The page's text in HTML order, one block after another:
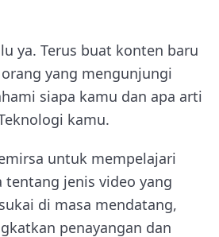
ya. Terus buat konten baru
yang mengunjungi
siapa kamu dan apa arti
kamu.
untuk mempelajari
tentang jenis video yang
di masa mendatang,
penayangan dan